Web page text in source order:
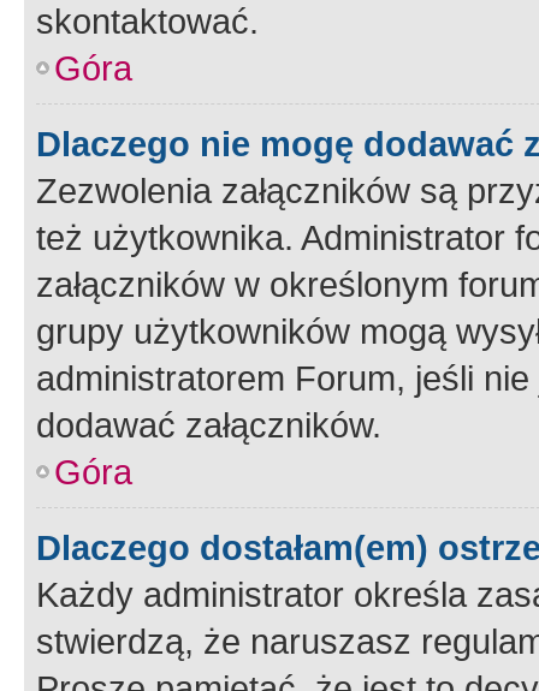
skontaktować.
Góra
Dlaczego nie mogę dodawać
Zezwolenia załączników są
też użytkownika. Administrator
załączników w określonym
grupy użytkowników mogą
administratorem Forum, jeśli
dodawać załączników.
Góra
Dlaczego dostałam(em)
Każdy administrator określa
stwierdzą, że naruszasz